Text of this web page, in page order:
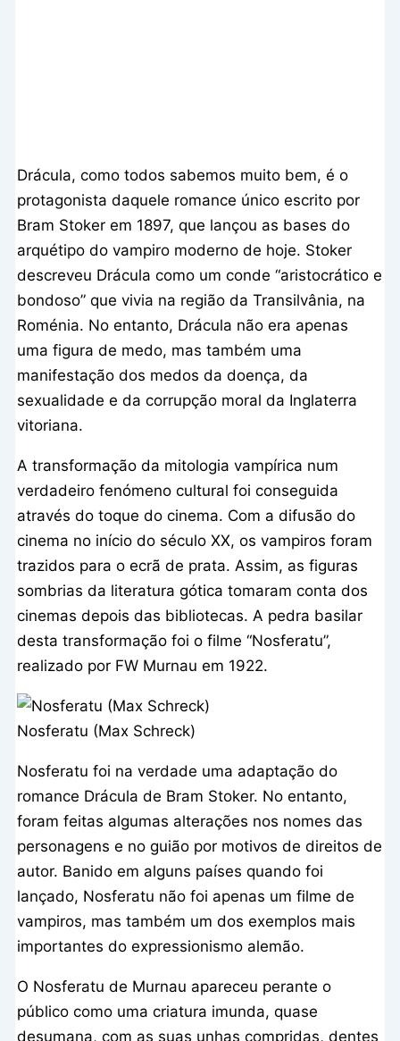
Drácula, como todos sabemos muito bem, é o
protagonista daquele romance único escrito por
Bram Stoker em 1897, que lançou as bases do
arquétipo do vampiro moderno de hoje. Stoker
descreveu Drácula como um conde “aristocrático e
bondoso” que vivia na região da Transilvânia, na
Roménia. No entanto, Drácula não era apenas
uma figura de medo, mas também uma
manifestação dos medos da doença, da
sexualidade e da corrupção moral da Inglaterra
vitoriana.
A transformação da mitologia vampírica num
verdadeiro fenómeno cultural foi conseguida
através do toque do cinema. Com a difusão do
cinema no início do século XX, os vampiros foram
trazidos para o ecrã de prata. Assim, as figuras
sombrias da literatura gótica tomaram conta dos
cinemas depois das bibliotecas. A pedra basilar
desta transformação foi o filme “Nosferatu”,
realizado por FW Murnau em 1922.
Nosferatu (Max Schreck)
Nosferatu foi na verdade uma adaptação do
romance Drácula de Bram Stoker. No entanto,
foram feitas algumas alterações nos nomes das
personagens e no guião por motivos de direitos de
autor. Banido em alguns países quando foi
lançado, Nosferatu não foi apenas um filme de
vampiros, mas também um dos exemplos mais
importantes do expressionismo alemão.
O Nosferatu de Murnau apareceu perante o
público como uma criatura imunda, quase
desumana, com as suas unhas compridas, dentes